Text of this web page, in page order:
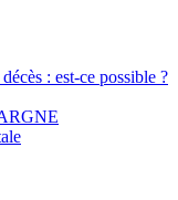
: est-ce possible ?